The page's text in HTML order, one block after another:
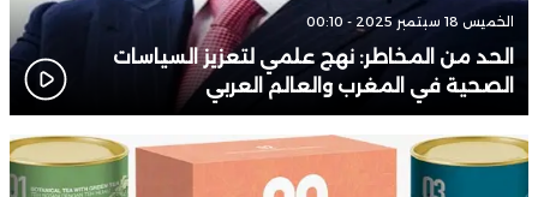
الخميس 18 سبتمبر 2025 - 00:10
الحد من المخاطر: نهج علمي لتعزيز السياسات
الصحية في المغرب والعالم العربي